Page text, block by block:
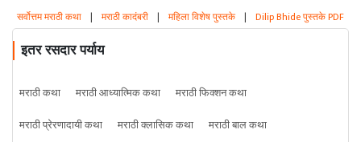
सर्वोत्तम मराठी कथा | मराठी कादंबरी | महिला विशेष पुस्तके | Dilip Bhide पुस्तके PDF
इतर रसदार पर्याय
मराठी कथा मराठी आध्यात्मिक कथा
मराठी फिक्शन कथा
मराठी प्रेरणादायी कथा
मराठी क्लासिक कथा
मराठी बाल कथा